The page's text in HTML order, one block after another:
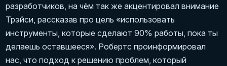
разработчиков, на чём так же акцентировал внимание
Трэйси, рассказав про цель «использовать
инструменты, которые сделают 90% работы, пока ты
делаешь оставшееся». Робертс проинформировал
нас, что подход к решению проблем, который